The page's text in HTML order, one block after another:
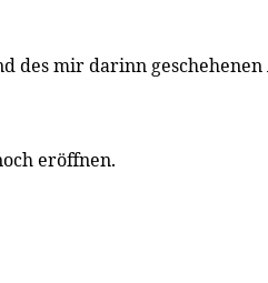
des mir darinn
eröffnen.